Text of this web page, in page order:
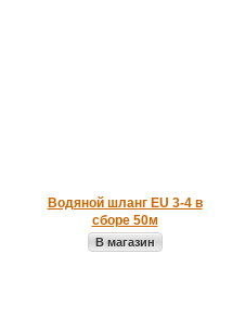
Водяной шланг EU 3-4 в
сборе 50м
В магазин